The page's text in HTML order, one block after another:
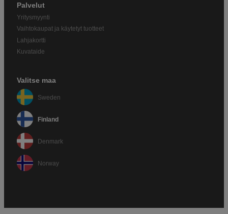
Palvelut
Yritysmyynti
Vaihtokaupat ja käytetyt tuotteet
Lahjakortti
Kuvataide
Valitse maa
Sweden
Finland
Denmark
Norway